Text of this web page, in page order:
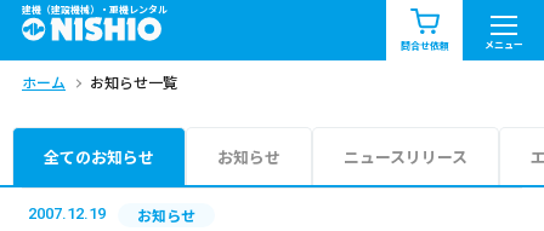
建機（建設機械）・重機レンタル
問合せ依頼 メニュー
商品一覧 お知らせ一覧
問合せ依頼リスト
エリア情報を見る
ホーム お知らせ一覧
全てのお知らせ お知らせ ニュースリリース
2007.12.19
お知らせ